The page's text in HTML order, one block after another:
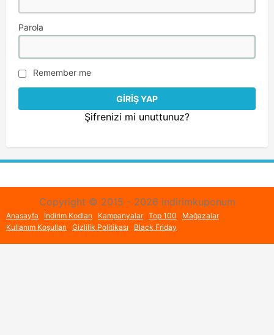
Parola
Remember me
Şifrenizi mi unuttunuz?
Copyright © 2015 - 2026 indirimkuponum
Anasayfa İndirim Kodları Kampanyalar Top 100
Mağazalar
Kullanım Koşulları
Gizlilik Politikası Black Friday